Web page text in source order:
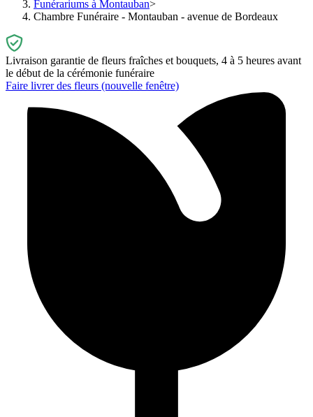
Funérariums à Montauban
Chambre Funéraire - Montauban - avenue de Bordeaux
Livraison garantie de fleurs fraîches et bouquets, 4 à 5 heures avant
le début de la cérémonie funéraire
Faire livrer des fleurs (nouvelle fenêtre)